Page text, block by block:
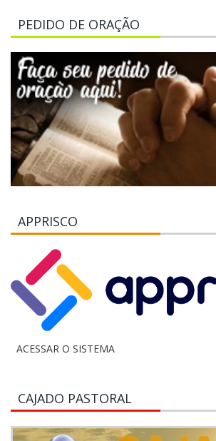
PEDIDO DE ORAÇÃO
APPRISCO
ACESSAR O SISTEMA
CAJADO PASTORAL